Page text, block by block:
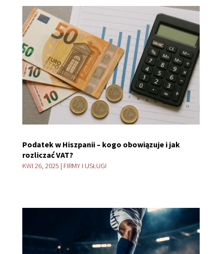
Podatek w Hiszpanii – kogo obowiązuje i jak
rozliczać VAT?
KWI 26, 2025 | FIRMY I USŁUGI